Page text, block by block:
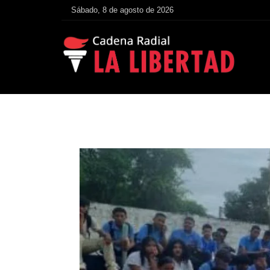
Sábado, 8 de agosto de 2026